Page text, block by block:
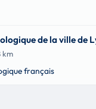
de la ville de
km
français